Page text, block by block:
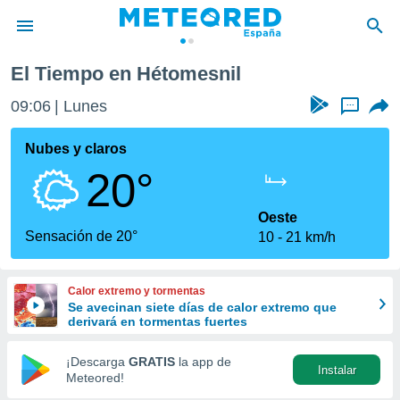
de
por
que se
calidad.
a este
las
y
forma
digital
basada
El Tiempo en Hétomesnil
09:06 Lunes ...
Nubes y claros
20°
Sensación de 20°
Oeste
10
21 km/h
Calor extremo y tormentas
Se avecinan siete días de calor extremo que
derivará en tormentas fuertes
¡Descarga GRATIS la app de
Meteored!
Instalar